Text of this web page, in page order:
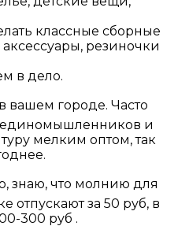
классные сборные
резиночки
в дело.
вашем городе. Часто
и
мелким оптом, так
знаю, что молнию для
отпускают за 50 руб, в
300 руб .